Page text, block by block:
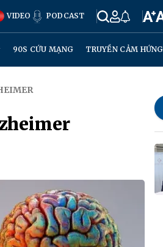
VIDEO PODCAST
90S CỨU MẠNG TRUYỀN CẢM HỨNG